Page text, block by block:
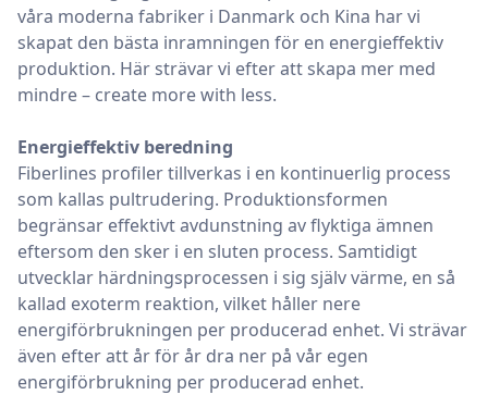
våra moderna fabriker i Danmark och Kina har vi
skapat den bästa inramningen för en energieffektiv
produktion. Här strävar vi efter att skapa mer med
mindre – create more with less.
Energieffektiv beredning
Fiberlines profiler tillverkas i en kontinuerlig process
som kallas pultrudering. Produktionsformen
begränsar effektivt avdunstning av flyktiga ämnen
eftersom den sker i en sluten process. Samtidigt
utvecklar härdningsprocessen i sig själv värme, en så
kallad exoterm reaktion, vilket håller nere
energiförbrukningen per producerad enhet. Vi strävar
även efter att år för år dra ner på vår egen
energiförbrukning per producerad enhet.